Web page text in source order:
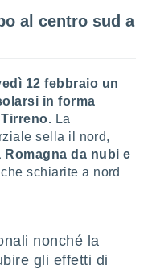
al centro sud a
12 febbraio un
in forma
La
sella il nord,
Romagna da nubi e
schiarite a nord
nonché la
gli effetti di